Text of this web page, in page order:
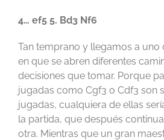
4… ef5 5. Bd3 Nf6
Tan temprano y llegamos a uno
en que se abren diferentes
decisiones que tomar. Porque
jugadas como Cgf3 o Cdf3 son
jugadas, cualquiera de ellas
la partida, que después
otra. Mientras que un gran